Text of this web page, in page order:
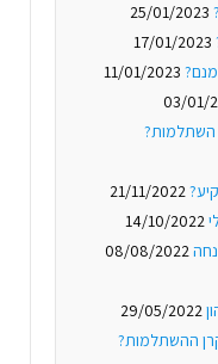
25/01/2023
17/01/2023
11/01/2023
03/01/
השתלמות?
21/11/2022
14/10/2022
08/08/2022
29/05/2022
ההשתלמות?